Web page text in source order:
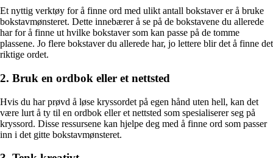
Et nyttig verktøy for å finne ord med ulikt antall bokstaver er å bruke
bokstavmønsteret. Dette innebærer å se på de bokstavene du allerede
har for å finne ut hvilke bokstaver som kan passe på de tomme
plassene. Jo flere bokstaver du allerede har, jo lettere blir det å finne det
riktige ordet.
2. Bruk en ordbok eller et nettsted
Hvis du har prøvd å løse kryssordet på egen hånd uten hell, kan det
være lurt å ty til en ordbok eller et nettsted som spesialiserer seg på
kryssord. Disse ressursene kan hjelpe deg med å finne ord som passer
inn i det gitte bokstavmønsteret.